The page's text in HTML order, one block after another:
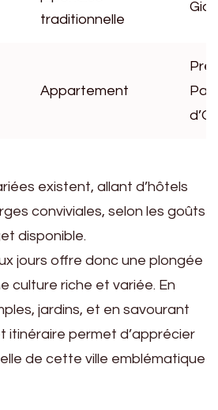
traditionnelle
Gion
Appartement
d’Or
existent, allant d’hôtels
conviviales, selon les goûts
disponible.
jours offre donc une plongée
culture riche et variée. En
jardins, et en savourant
itinéraire permet d’apprécier
de cette ville emblématique